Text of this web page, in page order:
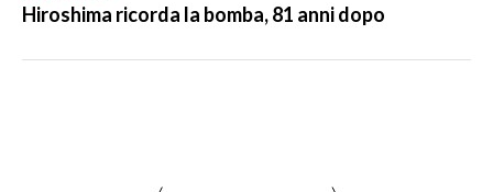
Hiroshima ricorda la bomba, 81 anni dopo